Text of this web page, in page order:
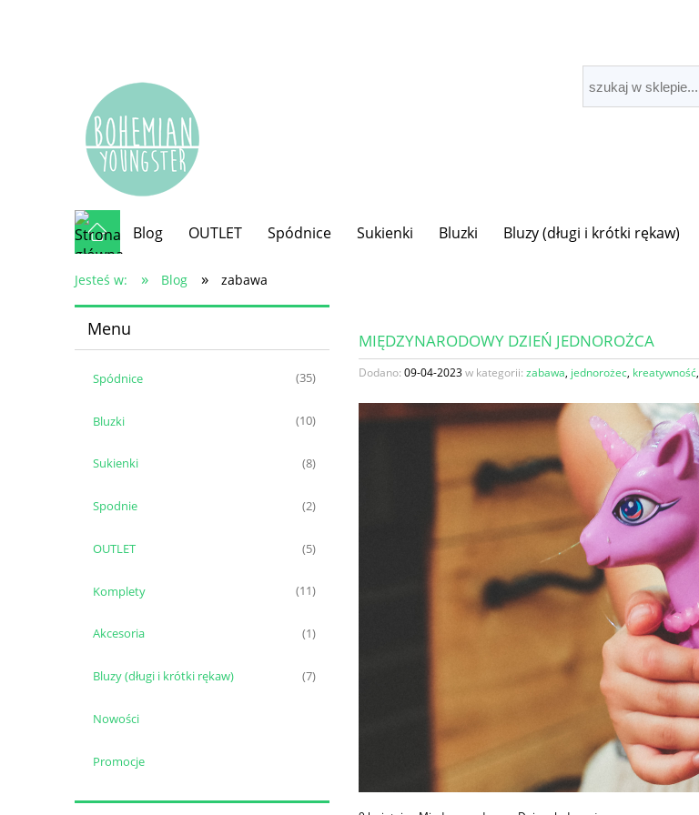
Blog OUTLET Spódnice Sukienki Bluzki Bluzy (długi i krótki rękaw)
Jesteś w: » Blog » zabawa
Menu
Spódnice (35)
Bluzki (10)
Sukienki (8)
Spodnie (2)
OUTLET (5)
Komplety (11)
Akcesoria (1)
Bluzy (długi i krótki rękaw) (7)
Nowości
Promocje
MIĘDZYNARODOWY DZIEŃ JEDNOROŻCA
Dodano: 09-04-2023w kategorii: zabawa, jednorożec, kreatywność,